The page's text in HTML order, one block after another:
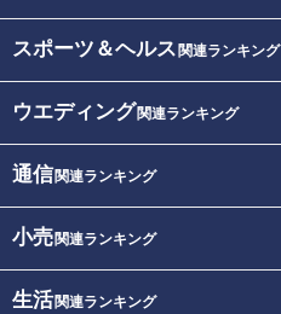
スポーツ＆ヘルス 関連ランキング
ウエディング関連ランキング
通信関連ランキング
小売関連ランキング
生活関連ランキング